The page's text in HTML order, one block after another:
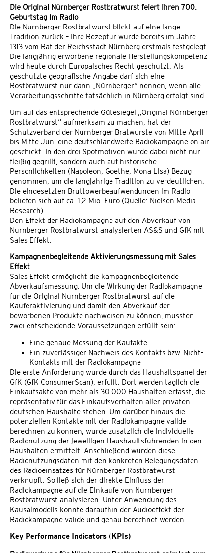
Die Original Nürnberger Rostbratwurst feiert ihren 700.
Geburtstag im Radio
Die Nürnberger Rostbratwurst blickt auf eine lange
Tradition zurück – Ihre Rezeptur wurde bereits im Jahre
1313 vom Rat der Reichsstadt Nürnberg erstmals festgelegt.
Die langjährig erworbene regionale Herstellungskompetenz
wird heute durch Europäisches Recht geschützt. Als
geschützte geografische Angabe darf sich eine
Rostbratwurst nur dann „Nürnberger“ nennen, wenn alle
Verarbeitungsschritte tatsächlich in Nürnberg erfolgt sind.
Um auf das entsprechende Gütesiegel „Original Nürnberger
Rostbratwurst“ aufmerksam zu machen, hat der
Schutzverband der Nürnberger Bratwürste von Mitte April
bis Mitte Juni eine deutschlandweite Radiokampagne on air
geschickt. In den drei Spotmotiven wurde dabei nicht nur
fleißig gegrillt, sondern auch auf historische
Persönlichkeiten (Napoleon, Goethe, Mona Lisa) Bezug
genommen, um die langjährige Tradition zu verdeutlichen.
Die eingesetzten Bruttowerbeaufwendungen im Radio
beliefen sich auf ca. 1,2 Mio. Euro (Quelle: Nielsen Media
Research).
Den Effekt der Radiokampagne auf den Abverkauf von
Nürnberger Rostbratwurst analysierten AS&S und GfK mit
Sales Effekt.
Kampagnenbegleitende Aktivierungsmessung mit Sales
Effekt
Sales Effekt ermöglicht die kampagnenbegleitende
Abverkaufsmessung. Um die Wirkung der Radiokampagne
für die Original Nürnberger Rostbratwurst auf die
Käuferaktivierung und damit den Abverkauf der
beworbenen Produkte nachweisen zu können, mussten
zwei entscheidende Voraussetzungen erfüllt sein:
Eine genaue Messung der Kaufakte
Ein zuverlässiger Nachweis des Kontakts bzw. Nicht-
Kontakts mit der Radiokampagne
Die erste Anforderung wurde durch das Haushaltspanel der
GfK (GfK ConsumerScan), erfüllt. Dort werden täglich die
Einkaufsakte von mehr als 30.000 Haushalten erfasst, die
repräsentativ für das Einkaufsverhalten aller privaten
deutschen Haushalte stehen. Um darüber hinaus die
potenziellen Kontakte mit der Radiokampagne valide
berechnen zu können, wurde zusätzlich die individuelle
Radionutzung der jeweiligen Haushaultsführenden in den
Haushalten ermittelt. Anschließend wurden diese
Radionutzungsdaten mit den konkreten Belegungsdaten
des Radioeinsatzes für Nürnberger Rostbratwurst
verknüpft. So ließ sich der direkte Einfluss der
Radiokampagne auf die Einkäufe von Nürnberger
Rostbratwurst analysieren. Unter Anwendung des
Kausalmodells konnte daraufhin der Audioeffekt der
Radiokampagne valide und genau berechnet werden.
Key Performance Indicators (KPIs)